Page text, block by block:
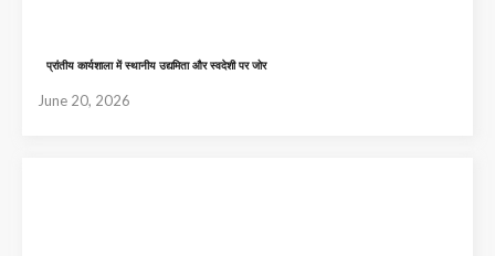
प्रांतीय कार्यशाला में स्थानीय उद्यमिता और स्वदेशी पर जोर
June 20, 2026